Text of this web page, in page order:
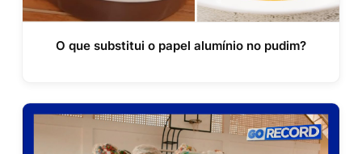
O que substitui o papel alumínio no pudim?